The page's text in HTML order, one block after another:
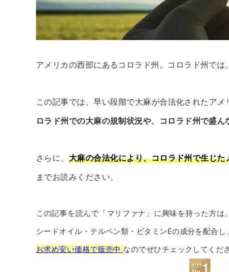
アメリカの西部にあるコロラド州。コロラド州で
この記事では、早い段階で大麻が合法化されたアメ
ロラド州での大麻の規制状況や、コロラド州で盛
さらに、 大麻の合法化により、コロラド州で生じ
までお読みください。
この記事を読んで「マリファナ」に興味を持った方は
シードオイル・テルペン類・ビタミンEの成分を配合
お求め安い価格で販売中 なのでぜひチェックしてくだ